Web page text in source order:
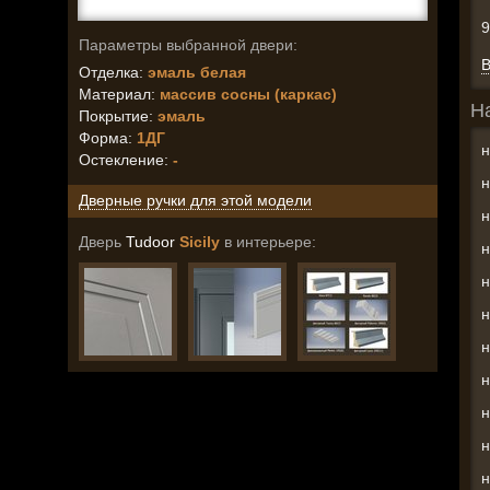
Параметры выбранной двери:
Отделка: эмаль белая
Материал: массив сосны (каркас)
Покрытие: эмаль
Форма: 1ДГ
Остекление: -
Дверные ручки для этой модели
Дверь Tudoor Sicily в интерьере: